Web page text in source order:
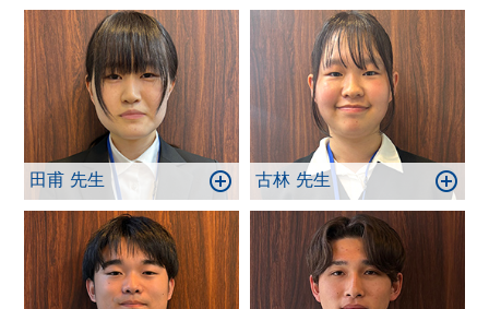
田甫 先生 古林 先生